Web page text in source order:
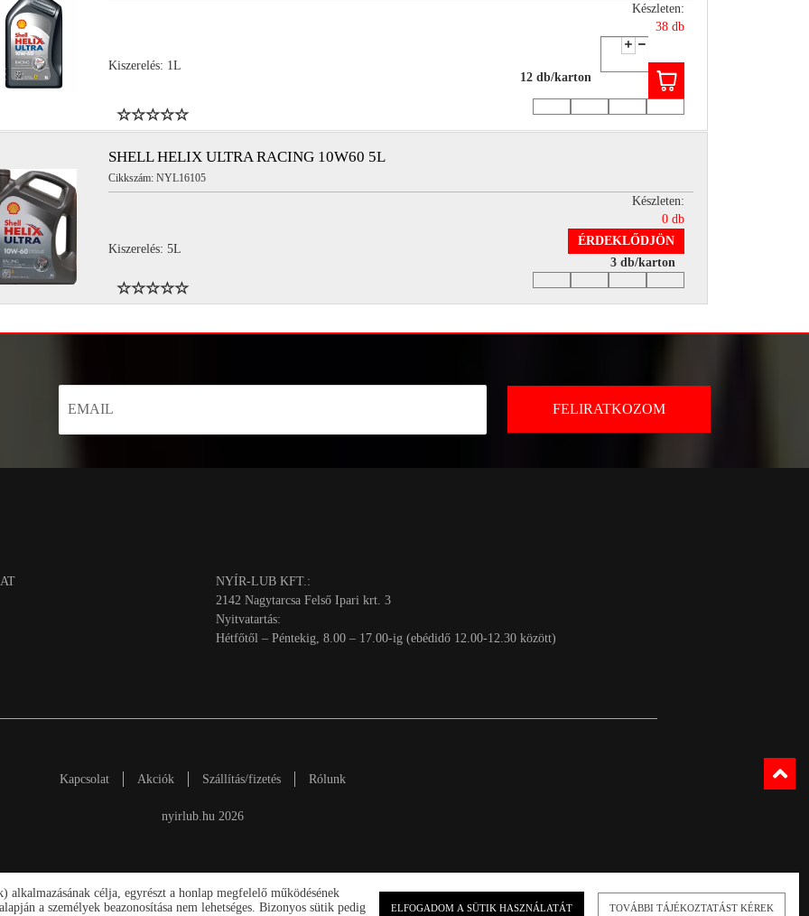
Kiszerelés: 1L
Készleten:
38 db
12 db/karton
SHELL HELIX ULTRA RACING 10W60 5L
Cikkszám: NYL16105
Kiszerelés: 5L
Készleten:
0 db
ÉRDEKLŐDJÖN
3 db/karton
NYÍR-LUB KFT.:
2142 Nagytarcsa Felső Ipari krt. 3
Nyitvatartás:
Hétfőtől – Péntekig, 8.00 – 17.00-ig (ebédidő 12.00-12.30 között)
Kapcsolat Akciók Szállítás/fizetés Rólunk
nyirlub.hu 2026
célja, egyrészt a honlap megfelelő működésének
a személyek beazonosítása nem lehetséges. Bizonyos sütik pedig
ELFOGADOM A SÜTIK HASZNÁLATÁT TOVÁBBI TÁJÉKOZTATÁST KÉREK